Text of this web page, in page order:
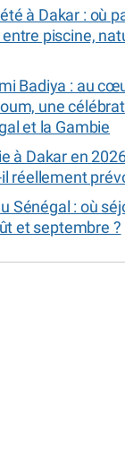
à Dakar : où
piscine,
Badiya : au
une
et la Gambie
à Dakar en
réellement
Sénégal : où
et septembre ?